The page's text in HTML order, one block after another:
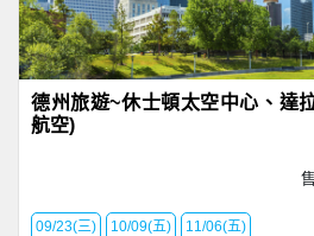
德州旅遊~休士頓太空中心、達
航空)
09/23(三)
10/09(五)
11/06(五)